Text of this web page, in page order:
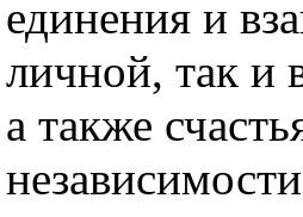
единения и
личной, так и
а также